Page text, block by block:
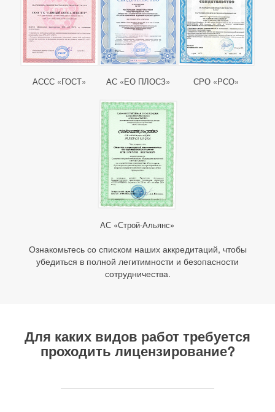
АССС «ГОСТ» АС «ЕО ПЛОСЗ» СРО «РСО»
АС «Строй-Альянс»
Ознакомьтесь со списком наших аккредитаций, чтобы
убедиться в полной легитимности и безопасности
сотрудничества.
Для каких видов работ требуется
проходить лицензирование?